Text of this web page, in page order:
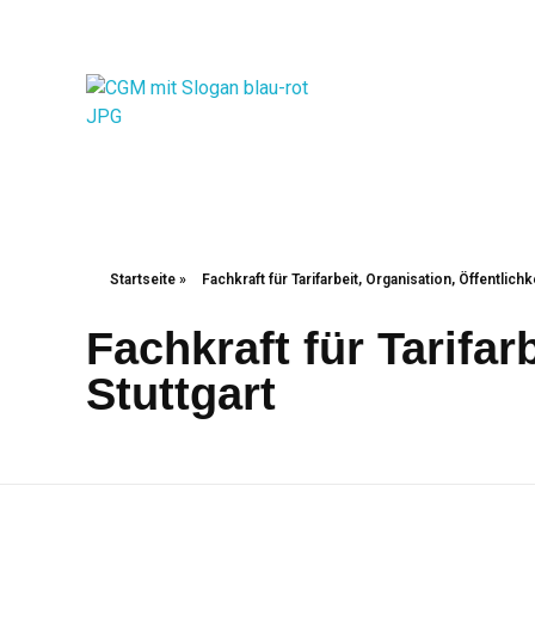
Startseite » Fachkraft für Tarifarbeit, Organisation,
Fachkraft für
Stuttgart